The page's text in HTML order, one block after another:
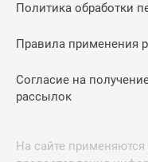
Политика обработки
Правила применения
Согласие на
рассылок
На сайте